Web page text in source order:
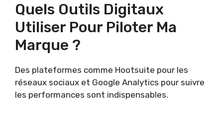
Quels Outils Digitaux
Utiliser Pour Piloter Ma
Marque ?
Des plateformes comme Hootsuite pour les
réseaux sociaux et Google Analytics pour suivre
les performances sont indispensables.